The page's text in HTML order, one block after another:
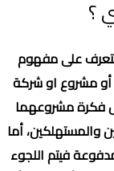
؟
على مفهوم
أو مشروع او شركة
فكرة مشروعهما
والمستهلكين، أما
فيتم اللجوء